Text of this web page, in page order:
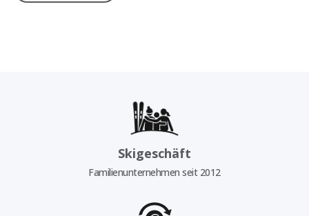
Skigeschäft
Familienunternehmen seit 2012